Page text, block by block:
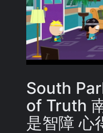
South
of Truth
是智障 心